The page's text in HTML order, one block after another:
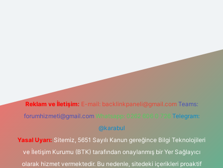
Reklam ve İletişim: E-mail: backlinkpaneli@gmail.com Teams:
forumhizmeti@gmail.com Whatsapp: 0262 606 0 726 Telegram:
@karabul
Yasal Uyarı: Sitemiz, 5651 Sayılı Kanun gereğince Bilgi Teknolojileri
ve İletişim Kurumu (BTK) tarafından onaylanmış bir Yer Sağlayıcı
olarak hizmet vermektedir. Bu nedenle, sitedeki içerikleri proaktif